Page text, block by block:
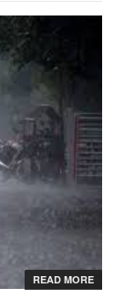
READ MORE